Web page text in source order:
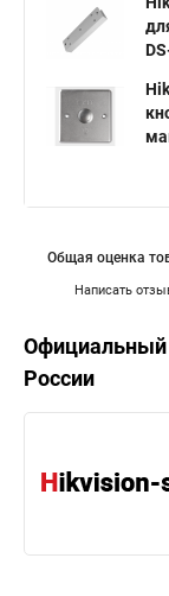
Написать
Общая оценка
Официальный
России